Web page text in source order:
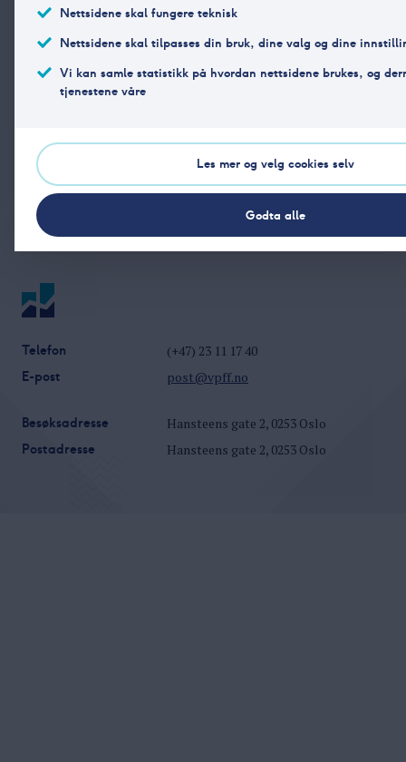
Skriv ut artikkel
Telefon (+47) 23 11 17 40
E-post post@vpff.no
Besøksadresse Hansteens gate 2, 0253 Oslo
Postadresse Hansteens gate 2, 0253 Oslo
Nettsidene skal fungere teknisk
Nettsidene skal tilpasses din bruk, dine valg og dine
Vi kan samle statistikk på hvordan nettsidene brukes, og
tjenestene våre
Les mer og velg cookies selv
Godta alle